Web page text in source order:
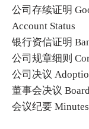
公司存续证明
Account Status
银行资信证明
公司规章细则
公司决议
董事会决议
会议纪要